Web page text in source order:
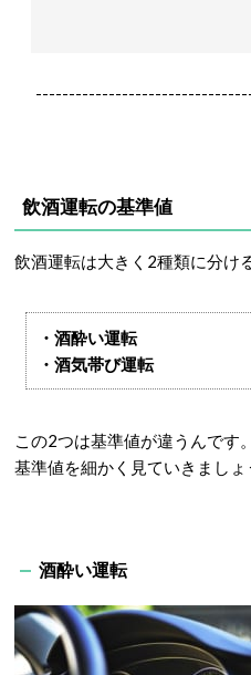
飲酒運転の基準値
飲酒運転は大きく2種類に分け
・酒酔い運転
・酒気帯び運転
この2つは基準値が違うんです
基準値を細かく見ていきましょ
酒酔い運転